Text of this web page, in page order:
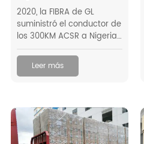
2020, la FIBRA de GL
suministró el conductor de
los 300KM ACSR a Nigeria,
los alambres de tierra de
arriba tendrán las
características según lo
estándar BS 183 / IEC
60888.
Leer más